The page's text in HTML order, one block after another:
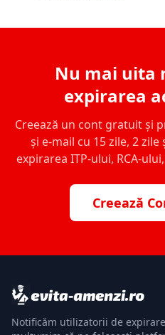
Nu mai uita
expirarea
Creează un cont gratuit și
și e-mail cu 15 zile, 2
expirarea ITP-ului, RCA-
Creează
Notificăm utilizatorii de